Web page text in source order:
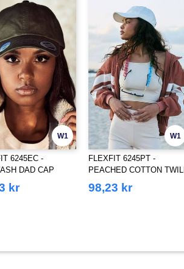
W1
6245EC -
DAD CAP
kr
W1
FLEXFIT 6245PT -
PEACHED COTTON TWILL
DAD CAP
98,23 kr